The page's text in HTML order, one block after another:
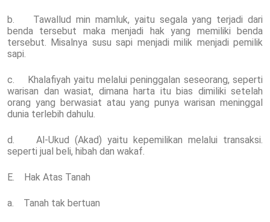
b. Tawallud min mamluk, yaitu segala yang terjadi dari
benda tersebut maka menjadi hak yang memiliki benda
tersebut. Misalnya susu sapi menjadi milik menjadi pemilik
sapi.
c. Khalafiyah yaitu melalui peninggalan seseorang, seperti
warisan dan wasiat, dimana harta itu bias dimiliki setelah
orang yang berwasiat atau yang punya warisan meninggal
dunia terlebih dahulu.
d. Al-Ukud (Akad) yaitu kepemilikan melalui transaksi.
seperti jual beli, hibah dan wakaf.
E. Hak Atas Tanah
a. Tanah tak bertuan